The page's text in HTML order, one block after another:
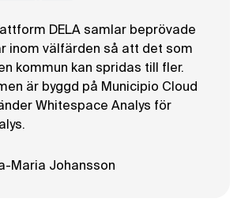
DELA samlar beprövade
inom välfärden så att det som
kommun kan spridas till fler.
är byggd på Municipio Cloud
Whitespace Analys för
Maria Johansson